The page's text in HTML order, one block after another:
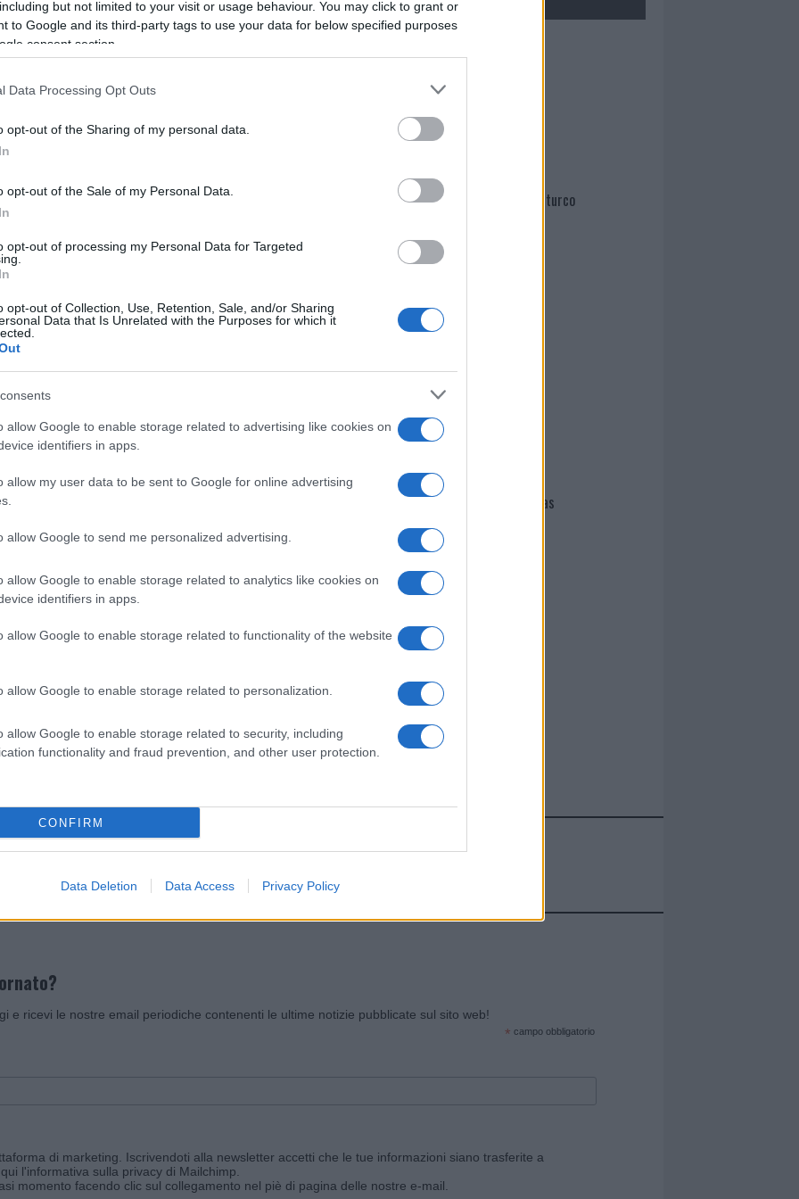
but not limited to your visit or usage behaviour. You may click to grant or
to Google and its third-party tags to use your data for below specified purposes
consent section.
Data Processing Opt Outs
opt-out of the Sharing of my personal data.
opt-out of the Sale of my Personal Data.
opt-out of processing my Personal Data for Targeted
opt-out of Collection, Use, Retention, Sale, and/or Sharing
Data that Is Unrelated with the Purposes for which it
allow Google to enable storage related to advertising like cookies on
identifiers in apps.
allow my user data to be sent to Google for online advertising
allow Google to send me personalized advertising.
allow Google to enable storage related to analytics like cookies on
identifiers in apps.
allow Google to enable storage related to functionality of the website
allow Google to enable storage related to personalization.
allow Google to enable storage related to security, including
functionality and fraud prevention, and other user protection.
CONFIRM
Data Deletion Data Access Privacy Policy
nella sezione
Potabilizzatore Agnata
di GalluraOggi.it
i tuoi video e le tue foto
+39 345 356 7512
news daGoogle News
Prossimo articolo
Paolo Pinna
Martina Agostina Diturco
I nostri cari
Giovannimaria Cabras
e ricevi le nostre email periodiche contenenti le ultime notizie pubblicate sul sito web!
* campo obbligatorio
di marketing. Iscrivendoti alla newsletter accetti che le tue informazioni siano trasferite a
l'informativa sulla privacy di Mailchimp
momento facendo clic sul collegamento nel piè di pagina delle nostre e-mail.